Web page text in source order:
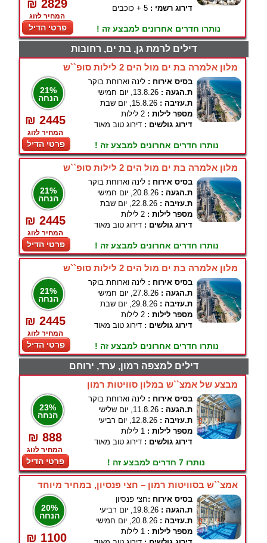
₪ 2829
המחיר לזוג
פרטי הדיל
דירוג רשמי : 5 + כוכבים
נותרו חדרים אחרונים למבצע זה !
דילים לרמת גן, בת ים, רחובות
מלון אלמרה בת ים מול הים 2 לילות סופ``ש
21%
הנחה
₪ 2445
המחיר לזוג
פרטי הדיל
בסיס אירוח : לינה וארוחת בוקר
ת.הגעה : 13.8.26, יום חמישי
ת.עזיבה : 15.8.26, יום שבת
מספר לילות : 2 לילות
דירוג גולשים : דירוג טוב מאוד
נותרו חדרים אחרונים למבצע זה !
מלון אלמרה בת ים מול הים 2 לילות סופ``ש
21%
הנחה
₪ 2445
המחיר לזוג
פרטי הדיל
בסיס אירוח : לינה וארוחת בוקר
ת.הגעה : 20.8.26, יום חמישי
ת.עזיבה : 22.8.26, יום שבת
מספר לילות : 2 לילות
דירוג גולשים : דירוג טוב מאוד
נותרו חדרים אחרונים למבצע זה !
מלון אלמרה בת ים מול הים 2 לילות סופ``ש
21%
הנחה
₪ 2445
המחיר לזוג
פרטי הדיל
בסיס אירוח : לינה וארוחת בוקר
ת.הגעה : 27.8.26, יום חמישי
ת.עזיבה : 29.8.26, יום שבת
מספר לילות : 2 לילות
דירוג גולשים : דירוג טוב מאוד
נותרו חדרים אחרונים למבצע זה !
דילים למצפה רמון, ערד, ירוחם
מבצע של אמצ``ש במלון סוויטות רמון
23%
הנחה
₪ 888
המחיר לזוג
פרטי הדיל
בסיס אירוח : לינה וארוחת בוקר
ת.הגעה : 11.8.26, יום שלישי
ת.עזיבה : 12.8.26, יום רביעי
מספר לילות : 1 לילות
דירוג גולשים : דירוג טוב מאוד
נותרו 7 חדרים למבצע זה !
אמצ``ש בסוויטות רמון – חצי פנסיון, במחיר מיוחד
20%
הנחה
₪ 1100
בסיס אירוח :חצי פנסיון
ת.הגעה : 19.8.26, יום רביעי
ת.עזיבה : 20.8.26, יום חמישי
מספר לילות : 1 לילות